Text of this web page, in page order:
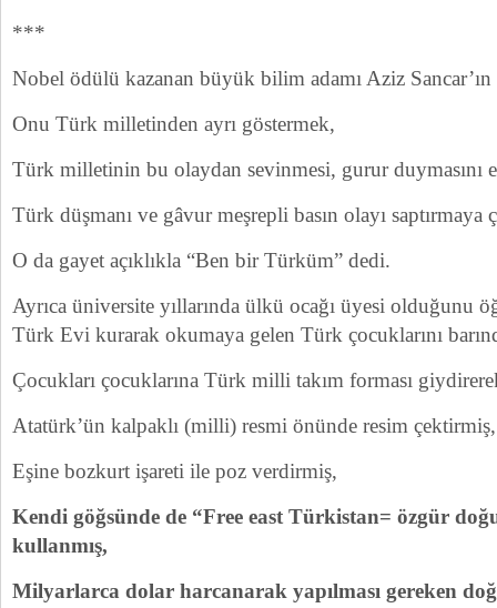
***
Nobel ödülü kazanan büyük bilim adamı Aziz
Onu Türk milletinden ayrı göstermek,
Türk milletinin bu olaydan sevinmesi, gurur duymasını
Türk düşmanı ve gâvur meşrepli basın olayı saptırmaya
O da gayet açıklıkla “Ben bir Türküm” dedi.
Ayrıca üniversite yıllarında ülkü ocağı üyesi olduğunu
Türk Evi kurarak okumaya gelen Türk çocuklarını
Çocukları çocuklarına Türk milli takım forması
Atatürk’ün kalpaklı (milli) resmi önünde resim çektirmiş,
Eşine bozkurt işareti ile poz verdirmiş,
Kendi göğsünde de “Free east Türkistan= özgür
kullanmış,
Milyarlarca dolar harcanarak yapılması gereken